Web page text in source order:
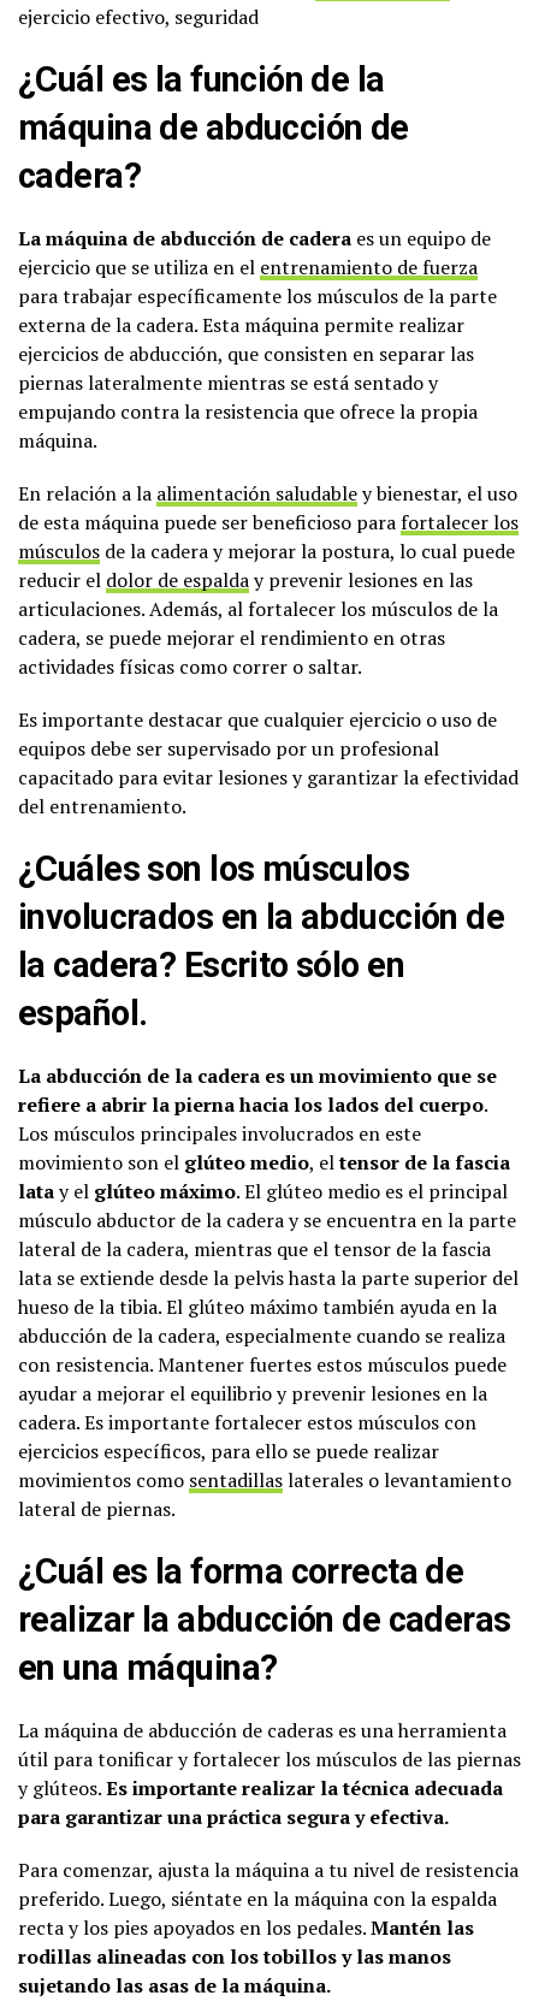
ejercicio efectivo, seguridad
¿Cuál es la función de la
máquina de abducción de
cadera?
La máquina de abducción de cadera es un equipo de
ejercicio que se utiliza en el entrenamiento de fuerza
para trabajar específicamente los músculos de la parte
externa de la cadera. Esta máquina permite realizar
ejercicios de abducción, que consisten en separar las
piernas lateralmente mientras se está sentado y
empujando contra la resistencia que ofrece la propia
máquina.
En relación a la alimentación saludabley bienestar, el uso
de esta máquina puede ser beneficioso parafortalecer los
músculos de la cadera y mejorar la postura, lo cual puede
reducir el dolor de espalday prevenir lesiones en las
articulaciones. Además, al fortalecer los músculos de la
cadera, se puede mejorar el rendimiento en otras
actividades físicas como correr o saltar.
Es importante destacar que cualquier ejercicio o uso de
equipos debe ser supervisado por un profesional
capacitado para evitar lesiones y garantizar la efectividad
del entrenamiento.
¿Cuáles son los músculos
involucrados en la abducción de
la cadera? Escrito sólo en
español.
La abducción de la cadera es un movimiento que se
refiere a abrir la pierna hacia los lados del cuerpo.
Los músculos principales involucrados en este
movimiento son el glúteo medio, eltensor de la fascia
latay el glúteo máximo. El glúteo medio es el principal
músculo abductor de la cadera y se encuentra en la parte
lateral de la cadera, mientras que el tensor de la fascia
lata se extiende desde la pelvis hasta la parte superior del
hueso de la tibia. El glúteo máximo también ayuda en la
abducción de la cadera, especialmente cuando se realiza
con resistencia. Mantener fuertes estos músculos puede
ayudar a mejorar el equilibrio y prevenir lesiones en la
cadera. Es importante fortalecer estos músculos con
ejercicios específicos, para ello se puede realizar
movimientos como sentadillaslaterales o levantamiento
lateral de piernas.
¿Cuál es la forma correcta de
realizar la abducción de caderas
en una máquina?
La máquina de abducción de caderas es una herramienta
útil para tonificar y fortalecer los músculos de las piernas
y glúteos.Es importante realizar la técnica adecuada
para garantizar una práctica segura y efectiva.
Para comenzar, ajusta la máquina a tu nivel de resistencia
preferido. Luego, siéntate en la máquina con la espalda
recta y los pies apoyados en los pedales.Mantén las
rodillas alineadas con los tobillos y las manos
sujetando las asas de la máquina.